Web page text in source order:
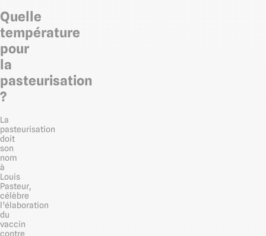
Quelle
température
pour
la
pasteurisation
?
La
pasteurisation
doit
son
nom
à
Louis
Pasteur,
célèbre
l’élaboration
du
vaccin
contre